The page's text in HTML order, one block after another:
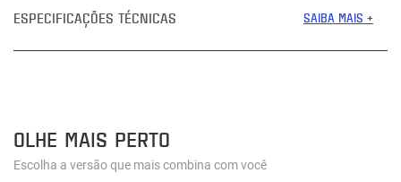
ESPECIFICAÇÕES TÉCNICAS SAIBA MAIS +
OLHE MAIS PERTO
Escolha a versão que mais combina com você